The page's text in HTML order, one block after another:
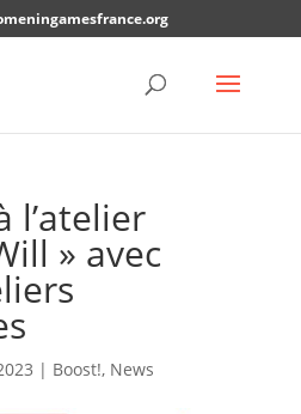
l’atelier
» avec
| Boost!, News